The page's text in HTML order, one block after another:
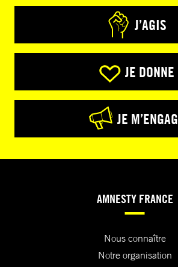
J’AGIS
JE DONNE
JE
AMNESTY FRANCE
Nous connaître
Notre organisation